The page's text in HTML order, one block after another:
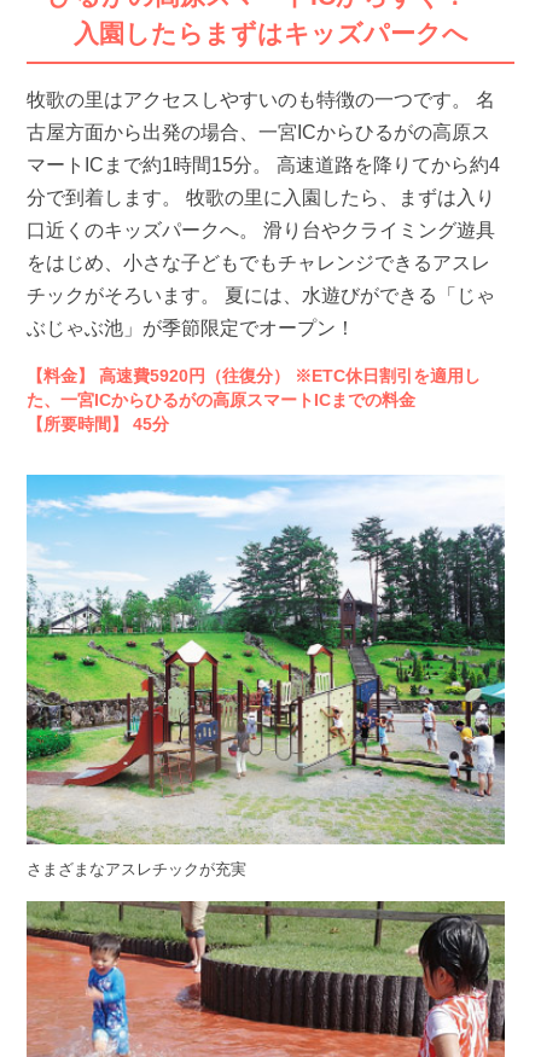
入園したらまずはキッズパークへ
牧歌の里はアクセスしやすいのも特徴の一つです。 名
古屋方面から出発の場合、一宮ICからひるがの高原ス
マートICまで約1時間15分。 高速道路を降りてから約4
分で到着します。 牧歌の里に入園したら、まずは入り
口近くのキッズパークへ。 滑り台やクライミング遊具
をはじめ、小さな子どもでもチャレンジできるアスレ
チックがそろいます。 夏には、水遊びができる「じゃ
ぶじゃぶ池」が季節限定でオープン！
【料金】 高速費5920円（往復分） ※ETC休日割引を適用し
た、一宮ICからひるがの高原スマートICまでの料金
【所要時間】 45分
さまざまなアスレチックが充実